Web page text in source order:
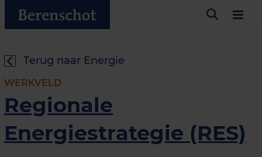
Terug naar Energie
WERKVELD
Regionale
Energiestrategie (RES)